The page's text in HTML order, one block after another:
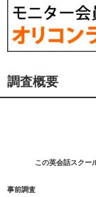
調査概要
この英会話スクー
事前調査